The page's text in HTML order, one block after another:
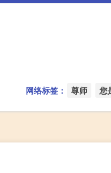
网络标签： 尊师 您